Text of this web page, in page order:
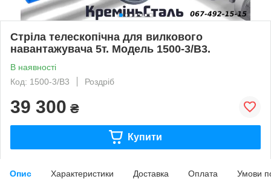
Стріла телескопічна для вилкового
навантажувача 5т. Модель 1500-3/В3.
В наявності
Код: 1500-3/В3
Роздріб
39 300 ₴
Купити
Опис Характеристики Доставка Оплата Умови